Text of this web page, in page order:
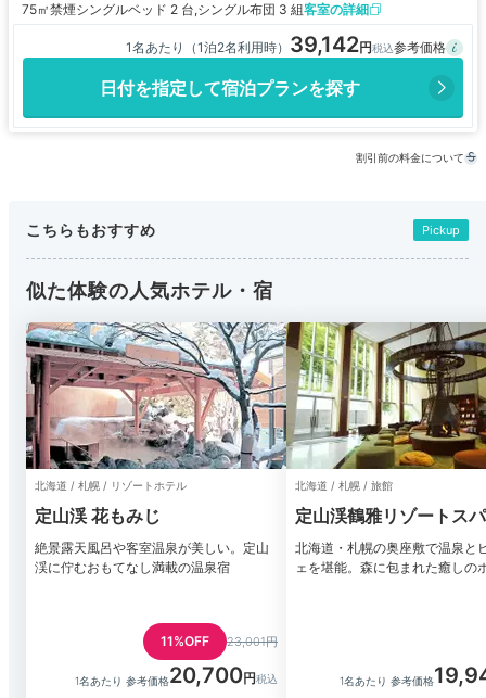
75㎡禁煙シングルベッド 2 台,シングル布団 3 組客室の詳細
1名あたり（1泊2名利用時） 39,142
日付を指定して宿泊プランを探す
割引前の料金について
こちらもおすすめ Pickup
似た体験の人気ホテル・宿
北海道 / 札幌 / リゾートホテル
定山渓 花もみじ
絶景露天風呂や客室温泉が美しい。定山
渓に佇むおもてなし満載の温泉宿
11%OFF 23,001円
1名あたり 参考価格20,700
北海道 / 札幌 / 旅館
定山渓鶴雅リゾートス
謌
北海道・札幌の奥座敷で温泉と
ェを堪能。森に包まれた癒しの
1名あたり 参考価格